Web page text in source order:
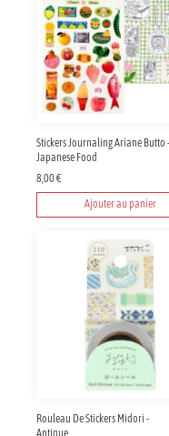
Stickers Journaling Ariane Butto -
Japanese Food
8,00€
Ajouter au panier
Rouleau De Stickers Midori -